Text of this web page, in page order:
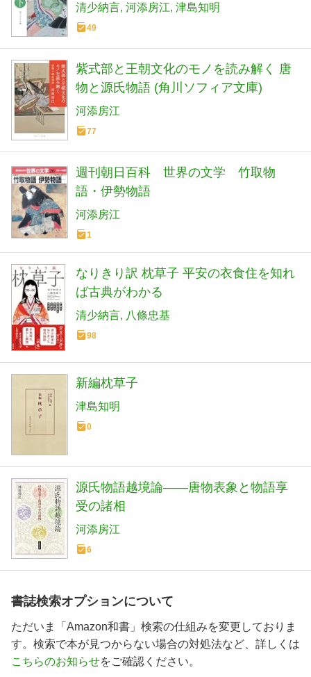
清少納言 河添房江 津島知明
49
紫式部と王朝文化のモノを読み解く 唐
物と源氏物語 (角川ソフィア文庫)
河添房江
77
週刊朝日百科 世界の文学 竹取物
語・伊勢物語
河添房江
1
なりきり訳 枕草子 平安の衣食住を知れ
ば古典がわかる
清少納言 八條忠基
98
新編枕草子
津島知明
0
源氏物語越境論――唐物表象と物語享
受の諸相
河添房江
6
書誌検索オプションについて
ただいま「Amazon和書」検索の仕組みを変更しておりま
す。検索で本が見つからない場合の対処法など、詳しくは
こちらのお知らせをご確認ください。